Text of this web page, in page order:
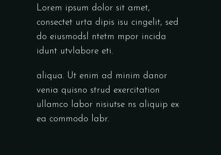
Lorem ipsum dolor sit amet,
consectet urta dipis isu cingelit, sed
do eiusmodsl ntetm mpor incida
idunt utvlabore eti.
aliqua. Ut enim ad minim danor
venia quisno strud exercitation
ullamco labor nisiutse ns aliquip ex
ea commodo labr.